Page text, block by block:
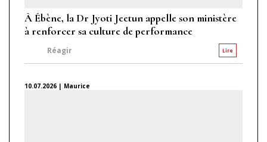
À Ébène, la Dr Jyoti Jeetun appelle son ministère
à renforcer sa culture de performance
Lire
Réagir
10.07.2026 | Maurice